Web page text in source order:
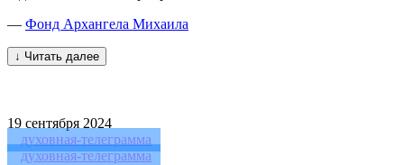
— Фонд Архангела Михаила
↓ Читать далее
19 сентября 2024
духовная-телеграмма
духовная-телеграмма